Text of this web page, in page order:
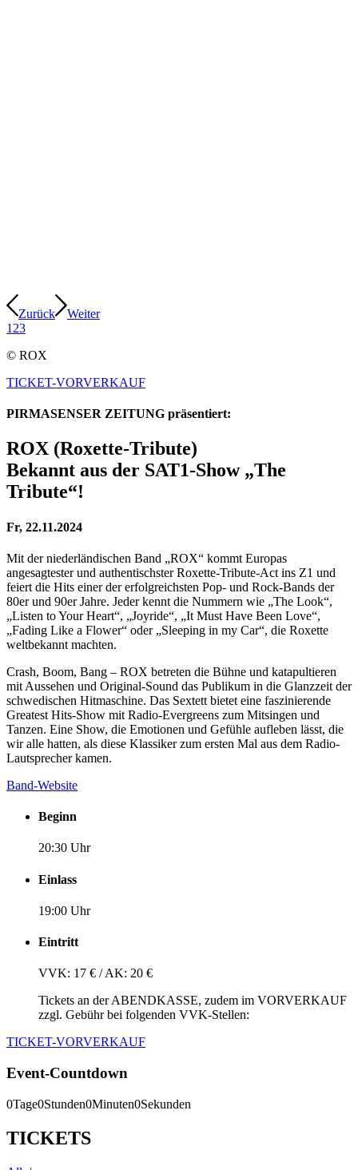
Zurück
Weiter
1 23
© ROX
TICKET-VORVERKAUF
PIRMASENSER ZEITUNG präsentiert:
ROX (Roxette-Tribute)
Bekannt aus der SAT1-Show „The
Tribute“!
Fr, 22.11.2024
Mit der niederländischen Band „ROX“ kommt Europas
angesagtester und authentischster Roxette-Tribute-Act ins Z1 und
feiert die Hits einer der erfolgreichsten Pop- und Rock-Bands der
80er und 90er Jahre. Jeder kennt die Nummern wie „The Look“,
„Listen to Your Heart“, „Joyride“, „It Must Have Been Love“,
„Fading Like a Flower“ oder „Sleeping in my Car“, die Roxette
weltbekannt machten.
Crash, Boom, Bang – ROX betreten die Bühne und katapultieren
mit Aussehen und Original-Sound das Publikum in die Glanzzeit der
schwedischen Hitmaschine. Das Sextett bietet eine faszinierende
Greatest Hits-Show mit Radio-Evergreens zum Mitsingen und
Tanzen. Eine Show, die Emotionen und Gefühle aufleben lässt, die
wir alle hatten, als diese Klassiker zum ersten Mal aus dem Radio-
Lautsprecher kamen.
Band-Website
Beginn
20:30 Uhr
Einlass
19:00 Uhr
Eintritt
VVK: 17 € / AK: 20 €
Tickets an der ABENDKASSE, zudem im VORVERKAUF
zzgl. Gebühr bei folgenden VVK-Stellen:
TICKET-VORVERKAUF
Event-Countdown
0Tage0Stunden0Minuten0Sekunden
TICKETS